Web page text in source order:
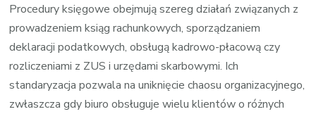
Procedury księgowe obejmują szereg działań związanych z
prowadzeniem ksiąg rachunkowych, sporządzaniem
deklaracji podatkowych, obsługą kadrowo-płacową czy
rozliczeniami z ZUS i urzędami skarbowymi. Ich
standaryzacja pozwala na uniknięcie chaosu organizacyjnego,
zwłaszcza gdy biuro obsługuje wielu klientów o różnych